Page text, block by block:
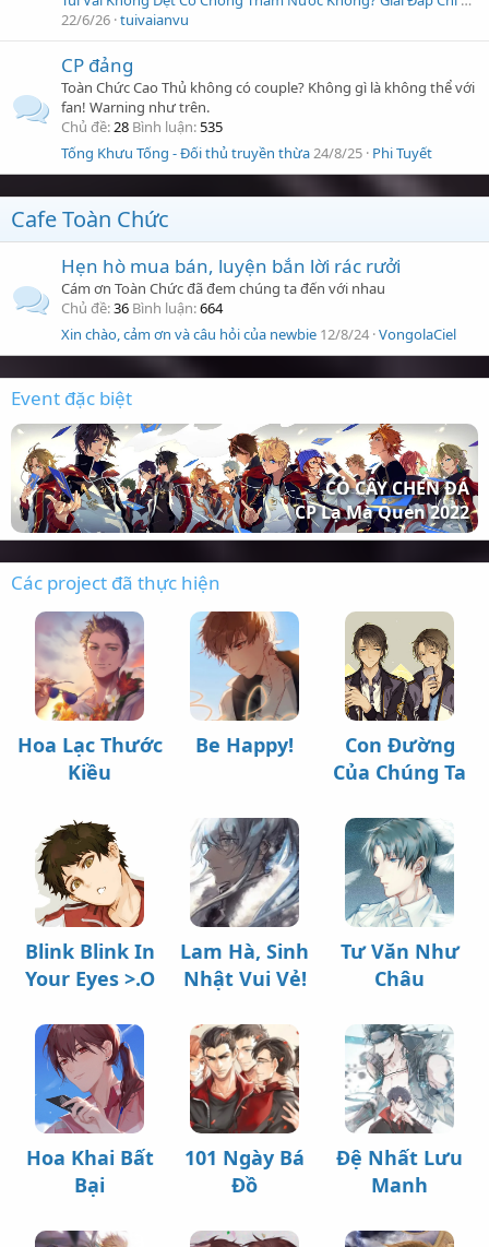
22/6/26 tuivaianvu
CP đảng
Toàn Chức Cao Thủ không có couple? Không gì là không thể với
fan! Warning như trên.
Chủ đề 28 Bình luận 535
Tống Khưu Tống - Đối thủ truyền thừa24/8/25 Phi Tuyết
Cafe Toàn Chức
Hẹn hò mua bán, luyện bắn lời rác rưởi
Cám ơn Toàn Chức đã đem chúng ta đến với nhau
Chủ đề 36 Bình luận 664
Xin chào, cảm ơn và câu hỏi của newbie 12/8/24 VongolaCiel
Event đặc biệt
CỎ CÂY CHEN ĐÁ
CP Lạ Mà Quen 2022
Các project đã thực hiện
Hoa Lạc Thước
Kiều
Be Happy!
Con Đường
Của Chúng Ta
Blink Blink In
Your Eyes >.O
Lam Hà, Sinh
Nhật Vui Vẻ!
Tư Văn Như
Châu
Hoa Khai Bất
Bại
101 Ngày Bá
Đồ
Đệ Nhất Lưu
Manh